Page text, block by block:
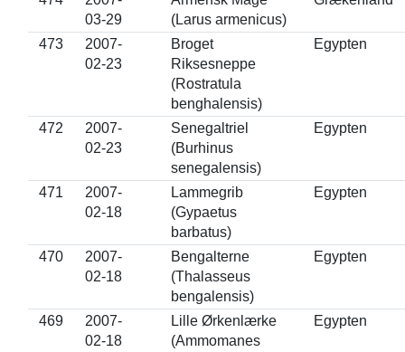
03-29
(Larus armenicus)
473
2007-
02-23
Broget
Riksesneppe
(Rostratula
benghalensis)
Egypten
472
2007-
02-23
Senegaltriel
(Burhinus
senegalensis)
Egypten
471
2007-
02-18
Lammegrib
(Gypaetus
barbatus)
Egypten
470
2007-
02-18
Bengalterne
(Thalasseus
bengalensis)
Egypten
469
2007-
02-18
Lille Ørkenlærke
(Ammomanes
Egypten